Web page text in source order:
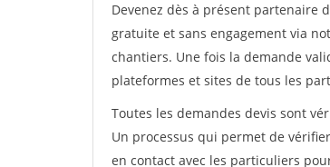
Devenez dès à présent partenaire
gratuite et sans engagement via
chantiers. Une fois la demande
plateformes et sites de tous les
Toutes les demandes devis sont
Un processus qui permet de
en contact avec les particuliers